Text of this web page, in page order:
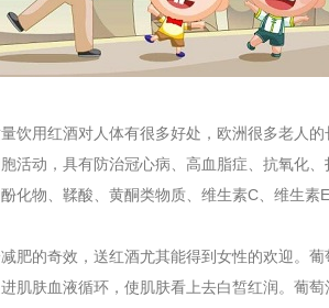
用红酒对人体有很多好处，欧洲很多老人的
活动，具有防治冠心病、高血脂症、抗氧化
化物、鞣酸、黄酮类物质、维生素C、维生
的奇效，送红酒尤其能得到女性的欢迎。葡
肌肤血液循环，使肌肤看上去白皙红润。葡